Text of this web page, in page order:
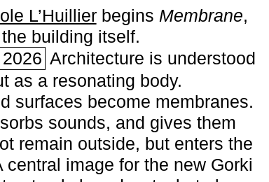
L’Huillierbegins ­ Membrane,
building itself.
Architecture is understood
as a resonating body.
surfaces become membranes.
sounds, and gives them
remain outside, but enters the
central image for the new Gorki